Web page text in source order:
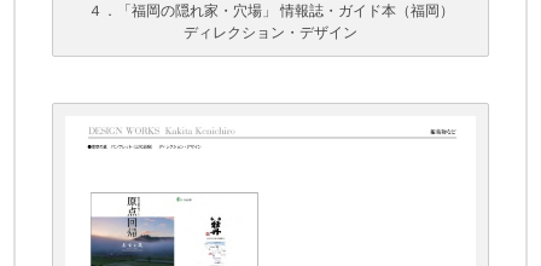
４．「福岡の隠れ家・穴場」 情報誌・ガイド本（福岡）
ディレクション・デザイン